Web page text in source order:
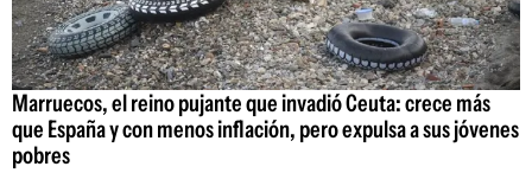
Marruecos, el reino pujante que invadió Ceuta: crece más
que España y con menos inflación, pero expulsa a sus jóvenes
pobres